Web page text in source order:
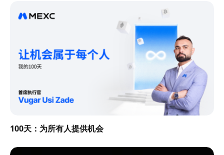
100天：为所有人提供机会